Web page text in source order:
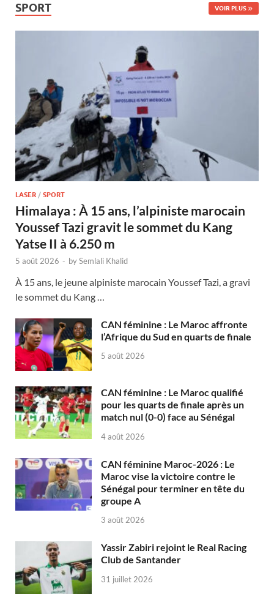
SPORT VOIR PLUS
LASER / SPORT
Himalaya : À 15 ans, l’alpiniste marocain
Youssef Tazi gravit le sommet du Kang
Yatse II à 6.250 m
5 août 2026 - bySemlali Khalid
À 15 ans, le jeune alpiniste marocain Youssef Tazi, a gravi
le sommet du Kang …
CAN féminine : Le Maroc affronte
l’Afrique du Sud en quarts de finale
5 août 2026
CAN féminine : Le Maroc qualifié
pour les quarts de finale après un
match nul (0-0) face au Sénégal
4 août 2026
CAN féminine Maroc-2026 : Le
Maroc vise la victoire contre le
Sénégal pour terminer en tête du
groupe A
3 août 2026
Yassir Zabiri rejoint le Real Racing
Club de Santander
31 juillet 2026